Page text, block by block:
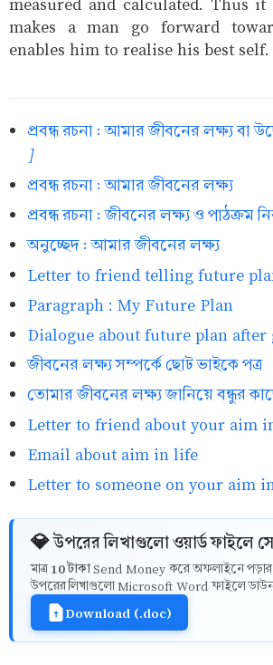
makes a man go forward
enables him to realise his best self.
প্রবন্ধ রচনা : আমার জীবনের লক্ষ্য বা
]
প্রবন্ধ রচনা : আমার জীবনের লক্ষ্য
প্রবন্ধ রচনা : জীবনের লক্ষ্য ও পাঠক্রম
অনুচ্ছেদ : আমার জীবনের লক্ষ্য
Letter to friend telling future
Paragraph : My Future Plan
Dialogue about future plan after
জীবনের লক্ষ্য সম্পর্কে ছোট ভাইকে পত্র
তোমার জীবনের লক্ষ্য জানিয়ে বন্ধুর
Letter to friend about your aim
Email about aim in life
Letter to someone on your aim
💎 উপরের লিখাগুলো ওয়ার্ড ফাইলে
মাত্র 10 টাকাSend Money করে অফলাইনে পড়ার
উপরের লিখাগুলো Microsoft Word ফাইলে
Download (.doc)